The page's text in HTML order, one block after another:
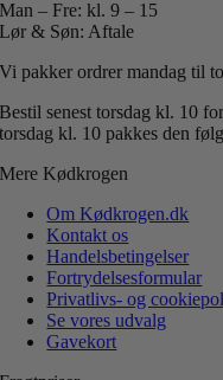
Man – Fre: kl. 9 – 15
Lør & Søn: Aftale
Vi pakker ordrer mandag til
Bestil senest torsdag kl. 10
torsdag kl. 10 pakkes den
Mere Kødkrogen
Om Kødkrogen.dk
Kontakt os
Handelsbetingelser
Fortrydelsesformular
Privatlivs- og
Se vores udvalg
Gavekort